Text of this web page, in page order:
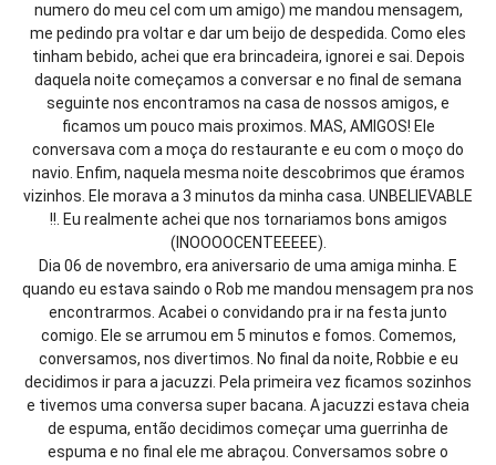
numero do meu cel com um amigo) me mandou mensagem,
me pedindo pra voltar e dar um beijo de despedida. Como eles
tinham bebido, achei que era brincadeira, ignorei e sai. Depois
daquela noite começamos a conversar e no final de semana
seguinte nos encontramos na casa de nossos amigos, e
ficamos um pouco mais proximos. MAS, AMIGOS! Ele
conversava com a moça do restaurante e eu com o moço do
navio. Enfim, naquela mesma noite descobrimos que éramos
vizinhos. Ele morava a 3 minutos da minha casa. UNBELIEVABLE
!!. Eu realmente achei que nos tornariamos bons amigos
(INOOOOCENTEEEEE).
Dia 06 de novembro, era aniversario de uma amiga minha. E
quando eu estava saindo o Rob me mandou mensagem pra nos
encontrarmos. Acabei o convidando pra ir na festa junto
comigo. Ele se arrumou em 5 minutos e fomos. Comemos,
conversamos, nos divertimos. No final da noite, Robbie e eu
decidimos ir para a jacuzzi. Pela primeira vez ficamos sozinhos
e tivemos uma conversa super bacana. A jacuzzi estava cheia
de espuma, então decidimos começar uma guerrinha de
espuma e no final ele me abraçou. Conversamos sobre o